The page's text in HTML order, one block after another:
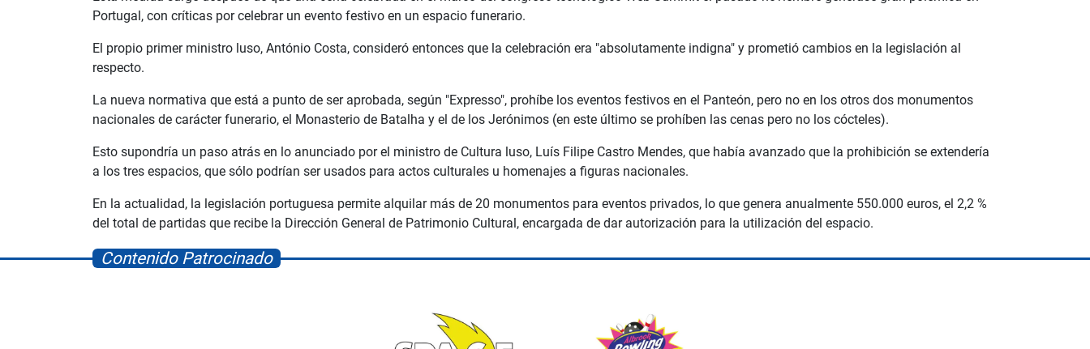
Portugal, con críticas por celebrar un evento festivo en un espacio funerario.
El propio primer ministro luso, António Costa, consideró entonces que la celebración era "absolutamente indigna" y prometió cambios en la legislación al
respecto.
La nueva normativa que está a punto de ser aprobada, según "Expresso", prohíbe los eventos festivos en el Panteón, pero no en los otros dos monumentos
nacionales de carácter funerario, el Monasterio de Batalha y el de los Jerónimos (en este último se prohíben las cenas pero no los cócteles).
Esto supondría un paso atrás en lo anunciado por el ministro de Cultura luso, Luís Filipe Castro Mendes, que había avanzado que la prohibición se extendería
a los tres espacios, que sólo podrían ser usados para actos culturales u homenajes a figuras nacionales.
En la actualidad, la legislación portuguesa permite alquilar más de 20 monumentos para eventos privados, lo que genera anualmente 550.000 euros, el 2,2 %
del total de partidas que recibe la Dirección General de Patrimonio Cultural, encargada de dar autorización para la utilización del espacio.
Contenido Patrocinado